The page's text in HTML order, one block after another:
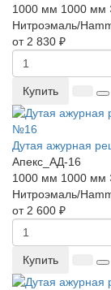
1000 мм 1000 мм
Нитроэмаль/
от 2 830 ₽
Купить
Дутая ажурная
Апекс_АД-16
1000 мм 1000 мм
Нитроэмаль/
от 2 600 ₽
Купить